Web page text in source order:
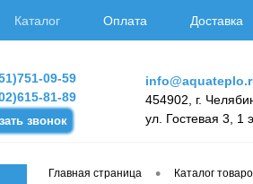
Каталог Оплата Доставка
09-59
81-89
звонок
454902, г.
ул. Гостевая 3, 1
Главная страница • Каталог